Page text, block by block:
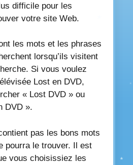
difficile pour les
votre site Web.
les mots et les phrases
lorsqu’ils visitent
Si vous voulez
Lost en DVD,
« Lost DVD » ou
DVD ».
pas les bons mots
pourra le trouver. Il est
vous choisissiez les